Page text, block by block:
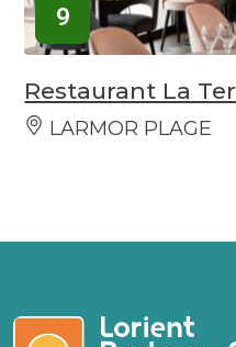
9
Restaurant La
LARMOR PLAGE